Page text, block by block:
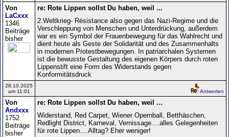
Von
LaCxxx
1346
Beiträge
bisher
re: Rote Lippen sollst Du haben, weil ...
2.Weltkrieg- Résistance also gegen das Nazi-Regime und die
Verschleppung von Menschen und Unterdrückung, außerdem
war es ein Symbol der Frauenbewegung für das Wahlrecht und
dient heute als Geste der Solidarität und des Zusammenhalts
in modernen Protestbewegungen. In patriarchalen Systemen
ist die bewusste Gestaltung des eigenen Körpers durch roten
Lippenstift eine Form des Widerstands gegen
Konformitätsdruck
28.10.2025
um 11:01
Antworten
Von
Andxxx
1752
Beiträge
bisher
re: Rote Lippen sollst Du haben, weil ...
Widerstand, Red Carpet, Wiener Opernball, Betthäschen,
Redlight District, Karneval, Vernissage....alles Gelegenheiten
für rote Lippen....Alltag? Eher weniger!